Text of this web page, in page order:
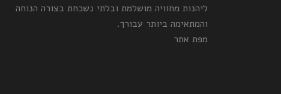
ליהנות מחוויה מושלמת ובלתי נשכחת בצורה הנוחה
והמתאימה ביותר עבורך.
מפת אתר